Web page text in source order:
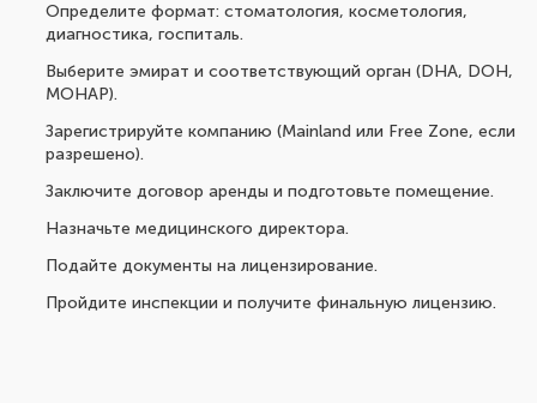
Определите формат: стоматология, косметология,
диагностика, госпиталь.
Выберите эмират и соответствующий орган (DHA, DOH,
MOHAP).
Зарегистрируйте компанию (Mainland или Free Zone, если
разрешено).
Заключите договор аренды и подготовьте помещение.
Назначьте медицинского директора.
Подайте документы на лицензирование.
Пройдите инспекции и получите финальную лицензию.